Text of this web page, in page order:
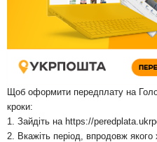
Щоб оформити передплату на
кроки:
1. Зайдіть на https://
2. Вкажіть період, впродовж